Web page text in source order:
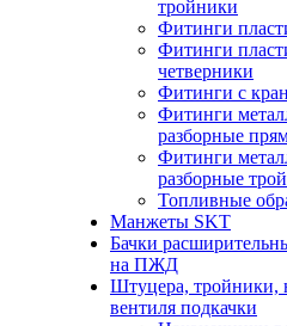
тройники
Фитинги
Фитинги
четверники
Фитинги с
Фитинги
разборные
Фитинги
разборные
Топливные
Манжеты SKT
Бачки
на ПЖД
Штуцера, тройники,
вентиля подкачки